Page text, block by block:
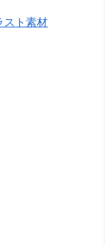
スト素材